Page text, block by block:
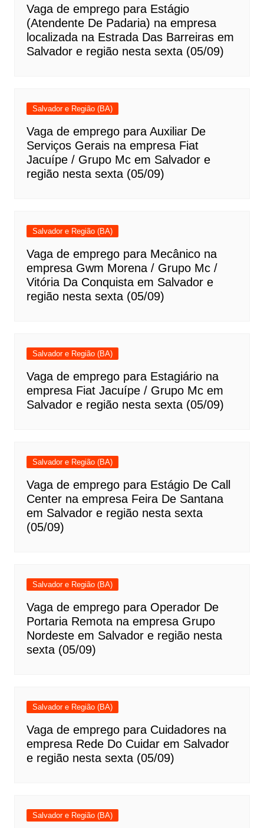
Vaga de emprego para Estágio
(Atendente De Padaria) na empresa
localizada na Estrada Das Barreiras em
Salvador e região nesta sexta (05/09)
Salvador e Região (BA)
Vaga de emprego para Auxiliar De
Serviços Gerais na empresa Fiat
Jacuípe / Grupo Mc em Salvador e
região nesta sexta (05/09)
Salvador e Região (BA)
Vaga de emprego para Mecânico na
empresa Gwm Morena / Grupo Mc /
Vitória Da Conquista em Salvador e
região nesta sexta (05/09)
Salvador e Região (BA)
Vaga de emprego para Estagiário na
empresa Fiat Jacuípe / Grupo Mc em
Salvador e região nesta sexta (05/09)
Salvador e Região (BA)
Vaga de emprego para Estágio De Call
Center na empresa Feira De Santana
em Salvador e região nesta sexta
(05/09)
Salvador e Região (BA)
Vaga de emprego para Operador De
Portaria Remota na empresa Grupo
Nordeste em Salvador e região nesta
sexta (05/09)
Salvador e Região (BA)
Vaga de emprego para Cuidadores na
empresa Rede Do Cuidar em Salvador
e região nesta sexta (05/09)
Salvador e Região (BA)